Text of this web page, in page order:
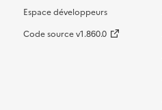
Espace développeurs
Code source v1.860.0